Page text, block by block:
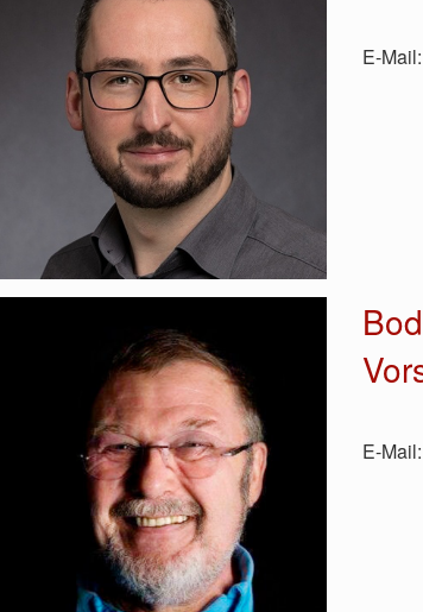
E-
E-